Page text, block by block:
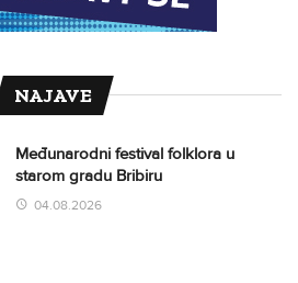
NAJAVE
Međunarodni festival folklora u
starom gradu Bribiru
04.08.2026